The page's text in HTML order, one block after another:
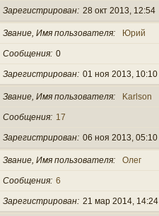
Зарегистрирован 28 окт 2013, 12:54
Звание, Имя пользователя Юрий
Сообщения 0
Зарегистрирован 01 ноя 2013, 10:10
Звание, Имя пользователя Karlson
Сообщения 17
Зарегистрирован 06 ноя 2013, 05:10
Звание, Имя пользователя Олег
Сообщения 6
Зарегистрирован 21 мар 2014, 14:24